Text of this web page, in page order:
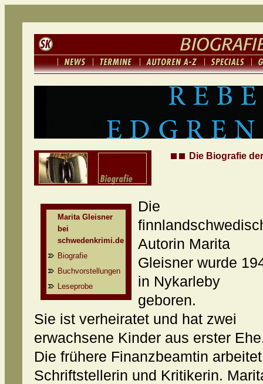
Die Biografie
Marita Gleisner
bei
schwedenkrimi.de
Biografie
Buchvorstellungen
Leseprobe
Die
Autorin Marita
Gleisner wurde
in Nykarleby
geboren.
Sie ist verheiratet und hat zwei
erwachsene Kinder aus erster
Die frühere Finanzbeamtin
Schriftstellerin und Kritikerin.